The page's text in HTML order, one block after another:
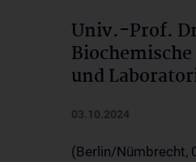
Univ.-Prof.
und
03.10.2024
(Berlin/Nümbrecht,